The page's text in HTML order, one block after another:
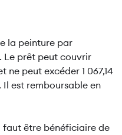
la peinture par
Le prêt peut couvrir
peut excéder 1 067,14
est remboursable en
faut être bénéficiaire de